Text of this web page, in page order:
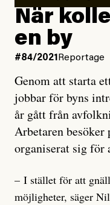
När
en by
#84/2021 Reportage
Genom att starta
jobbar för byns
år gått från
Arbetaren
organiserat sig för
– I stället för att
möjligheter, säger